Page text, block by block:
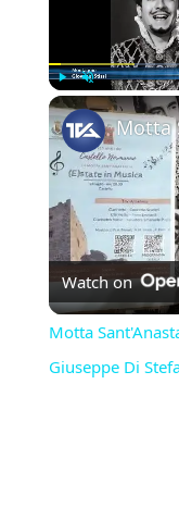
Play Unmute
Watch on
Motta
Giuseppe Di